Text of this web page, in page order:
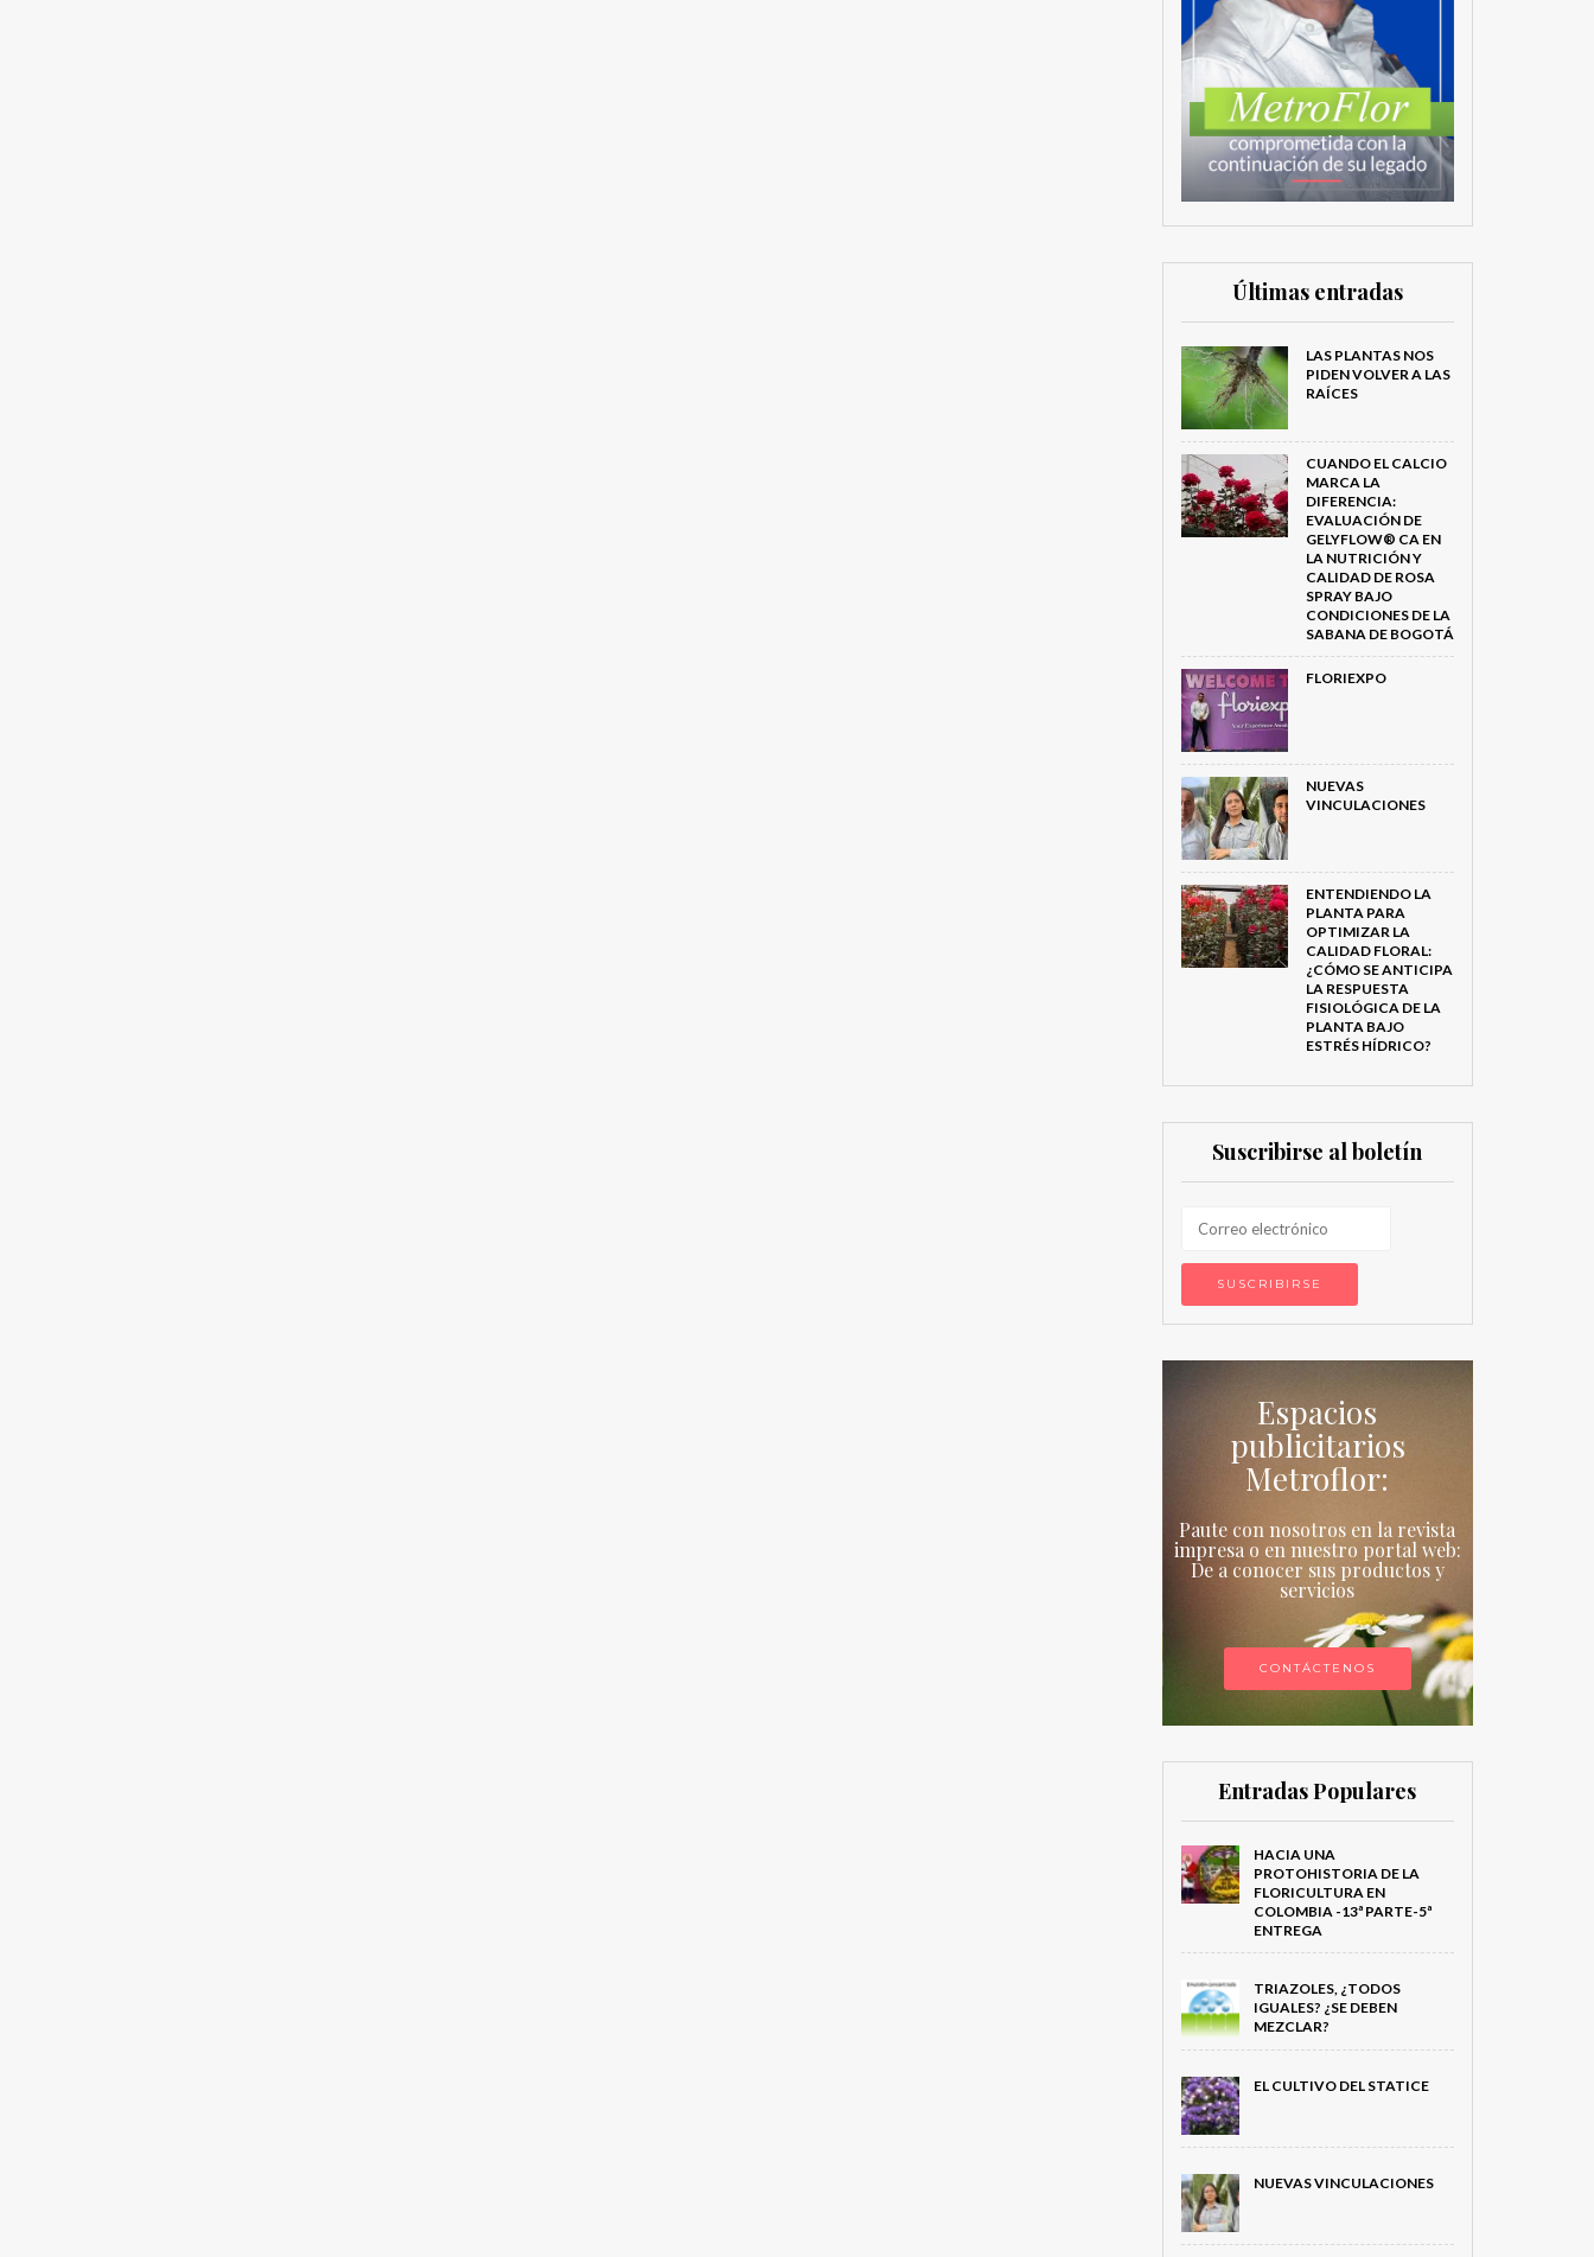
Últimas entradas
LAS PLANTAS NOS
PIDEN VOLVER A LAS
RAÍCES
CUANDO EL CALCIO
MARCA LA
DIFERENCIA:
EVALUACIÓN DE
GELYFLOW® CA EN
LA NUTRICIÓN Y
CALIDAD DE ROSA
SPRAY BAJO
CONDICIONES DE LA
SABANA DE BOGOTÁ
FLORIEXPO
NUEVAS
VINCULACIONES
ENTENDIENDO LA
PLANTA PARA
OPTIMIZAR LA
CALIDAD FLORAL:
¿CÓMO SE ANTICIPA
LA RESPUESTA
FISIOLÓGICA DE LA
PLANTA BAJO
ESTRÉS HÍDRICO?
Suscribirse al boletín
Espacios
publicitarios
Metroflor:
Paute con nosotros en la revista
impresa o en nuestro portal web:
De a conocer sus productos y
servicios
CONTÁCTENOS
Entradas Populares
HACIA UNA
PROTOHISTORIA DE LA
FLORICULTURA EN
COLOMBIA -13ª PARTE-5ª
ENTREGA
TRIAZOLES, ¿TODOS
IGUALES? ¿SE DEBEN
MEZCLAR?
EL CULTIVO DEL STATICE
NUEVAS VINCULACIONES